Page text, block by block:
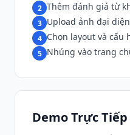
2 Thêm đánh giá từ
3 Upload ảnh đại
4 Chọn layout và cấu
5 Nhúng vào trang
Demo Trực Tiếp